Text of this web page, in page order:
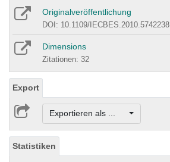
Originalveröffentlichung
DOI: 10.1109/IECBES.2010.5742238
Dimensions
Zitationen: 32
Export
Exportieren als ...
Statistiken